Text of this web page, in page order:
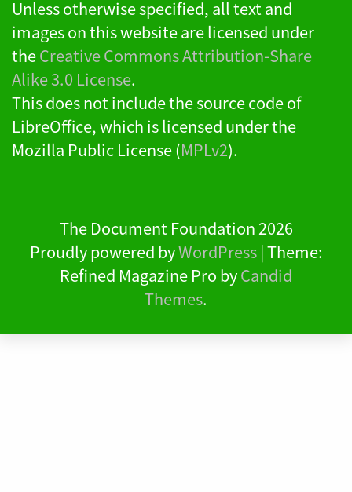
Unless otherwise specified, all text and
images on this website are licensed under
theCreative Commons Attribution-Share
Alike 3.0 License.
This does not include the source code of
LibreOffice, which is licensed under the
Mozilla Public License (MPLv2).
The Document Foundation 2026
Proudly powered byWordPress |Theme:
Refined Magazine Pro byCandid
Themes.